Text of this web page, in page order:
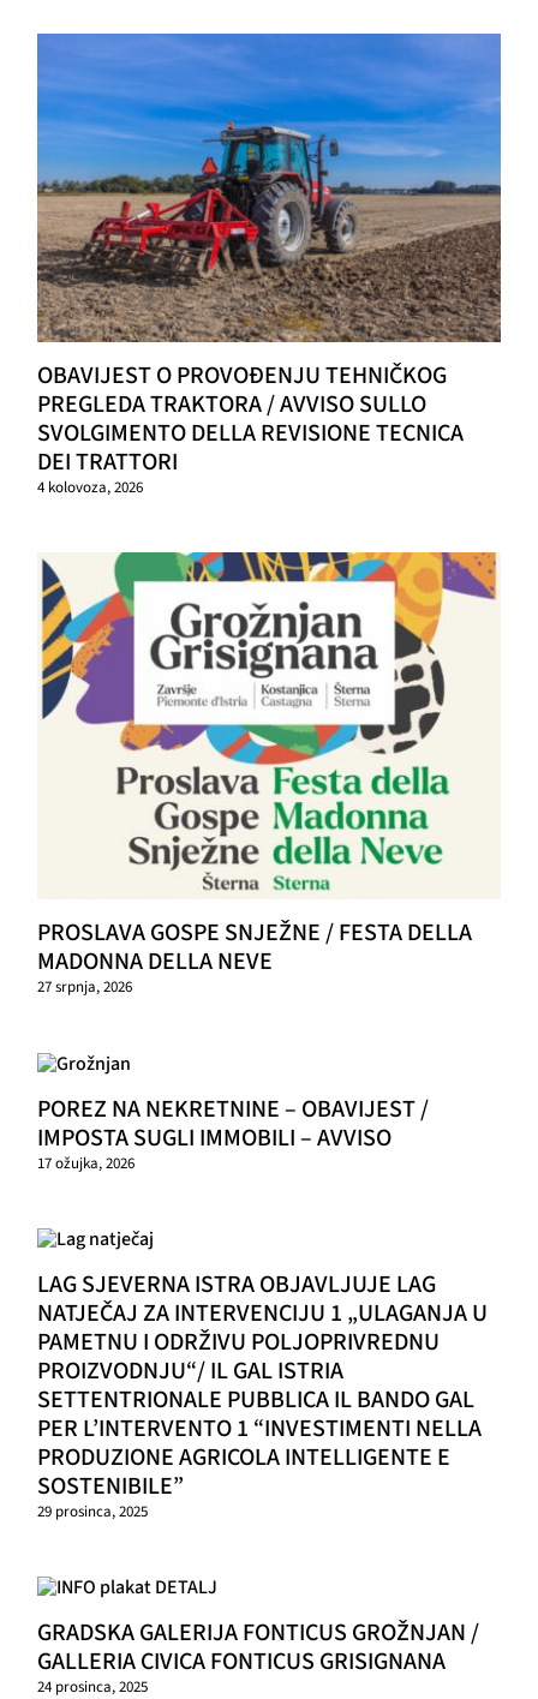
MJESTA
KONTAKT
OBAVIJEST O PROVOĐENJU TEHNIČKOG
PREGLEDA TRAKTORA / AVVISO SULLO
SVOLGIMENTO DELLA REVISIONE TECNICA
DEI TRATTORI
4 kolovoza, 2026
PROSLAVA GOSPE SNJEŽNE / FESTA DELLA
MADONNA DELLA NEVE
27 srpnja, 2026
POREZ NA NEKRETNINE – OBAVIJEST /
IMPOSTA SUGLI IMMOBILI – AVVISO
17 ožujka, 2026
LAG SJEVERNA ISTRA OBJAVLJUJE LAG
NATJEČAJ ZA INTERVENCIJU 1 „ULAGANJA U
PAMETNU I ODRŽIVU POLJOPRIVREDNU
PROIZVODNJU“/ IL GAL ISTRIA
SETTENTRIONALE PUBBLICA IL BANDO GAL
PER L’INTERVENTO 1 “INVESTIMENTI NELLA
PRODUZIONE AGRICOLA INTELLIGENTE E
SOSTENIBILE”
29 prosinca, 2025
GRADSKA GALERIJA FONTICUS GROŽNJAN /
GALLERIA CIVICA FONTICUS GRISIGNANA
24 prosinca, 2025